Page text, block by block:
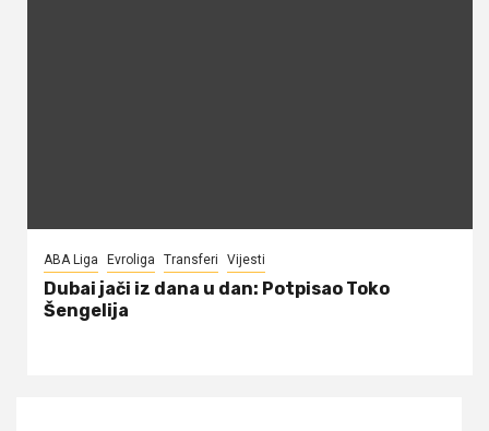
ABA Liga Evroliga Transferi Vijesti
Dubai jači iz dana u dan: Potpisao Toko
Šengelija